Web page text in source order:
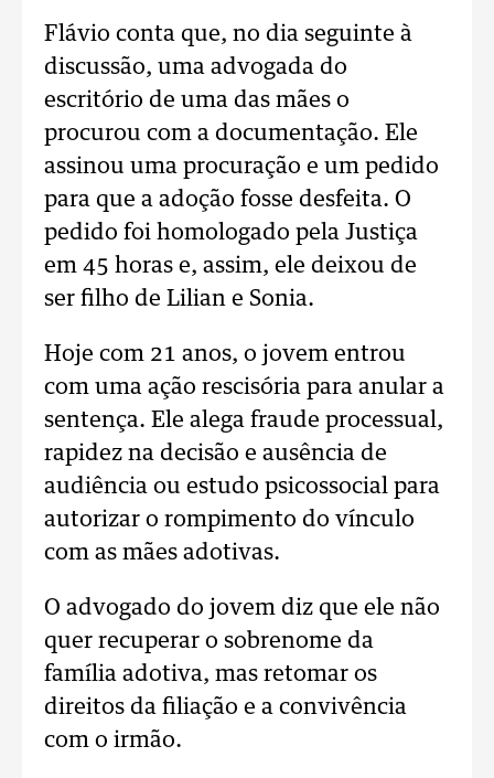
Flávio conta que, no dia seguinte à
discussão, uma advogada do
escritório de uma das mães o
procurou com a documentação. Ele
assinou uma procuração e um pedido
para que a adoção fosse desfeita. O
pedido foi homologado pela Justiça
em 45 horas e, assim, ele deixou de
ser filho de Lilian e Sonia.
Hoje com 21 anos, o jovem entrou
com uma ação rescisória para anular a
sentença. Ele alega fraude processual,
rapidez na decisão e ausência de
audiência ou estudo psicossocial para
autorizar o rompimento do vínculo
com as mães adotivas.
O advogado do jovem diz que ele não
quer recuperar o sobrenome da
família adotiva, mas retomar os
direitos da filiação e a convivência
com o irmão.